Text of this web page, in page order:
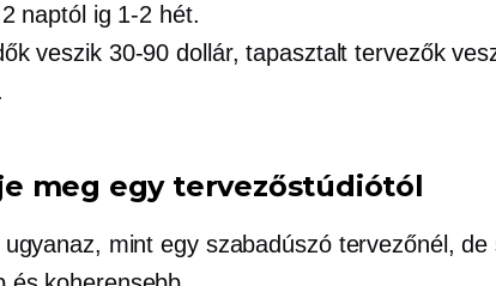
naptól ig 1-2 hét.
veszik 30-90 dollár, tapasztalt tervezők
meg egy tervezőstúdiótól
mint egy szabadúszó tervezőnél, de